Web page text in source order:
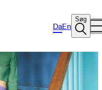
DaEn
Søg